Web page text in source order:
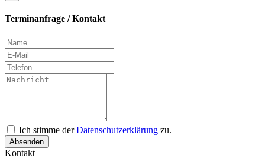
Terminanfrage / Kontakt
Ich stimme derDatenschutzerklärung zu.
Absenden
Kontakt